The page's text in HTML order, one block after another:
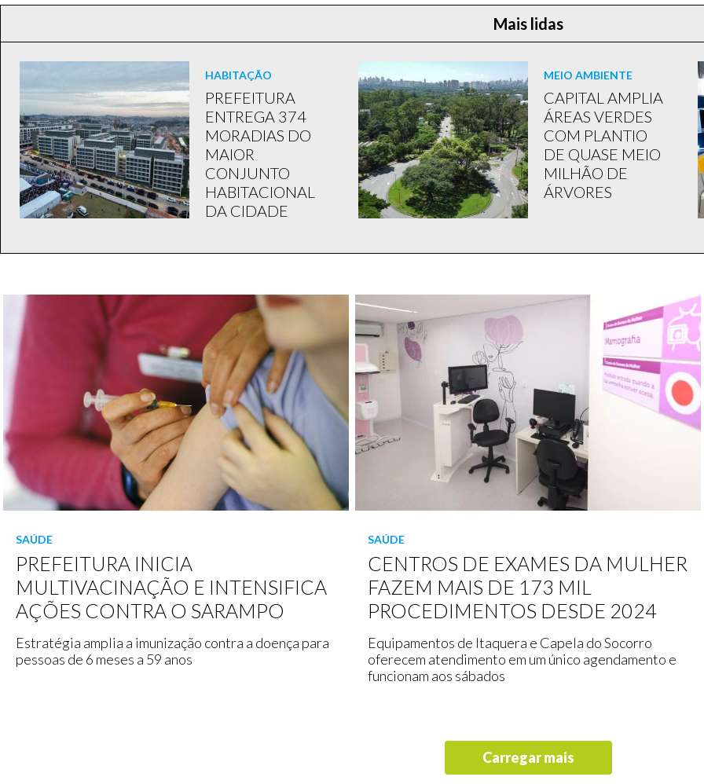
Mais lidas
HABITAÇÃO
PREFEITURA
ENTREGA 374
MORADIAS DO
MAIOR
CONJUNTO
HABITACIONAL
DA CIDADE
MEIO AMBIENTE
CAPITAL AMPLIA
ÁREAS VERDES
COM PLANTIO
DE QUASE MEIO
MILHÃO DE
ÁRVORES
SAÚDE
PREFEITURA INICIA
MULTIVACINAÇÃO E INTENSIFICA
AÇÕES CONTRA O SARAMPO
Estratégia amplia a imunização contra a doença para
pessoas de 6 meses a 59 anos
SAÚDE
CENTROS DE EXAMES DA MULHER
FAZEM MAIS DE 173 MIL
PROCEDIMENTOS DESDE 2024
Equipamentos de Itaquera e Capela do Socorro
oferecem atendimento em um único agendamento e
funcionam aos sábados
Carregar mais